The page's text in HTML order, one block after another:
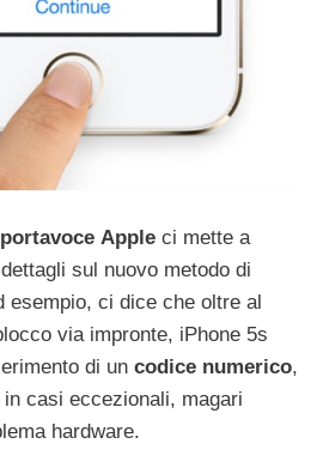
portavoce Apple ci mette a
sul nuovo metodo di
esempio, ci dice che oltre al
via impronte, iPhone 5s
di un codice numerico,
casi eccezionali, magari
hardware.